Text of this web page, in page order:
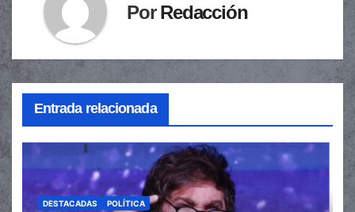
PorRedacción
Entrada relacionada
DESTACADAS POLÍTICA